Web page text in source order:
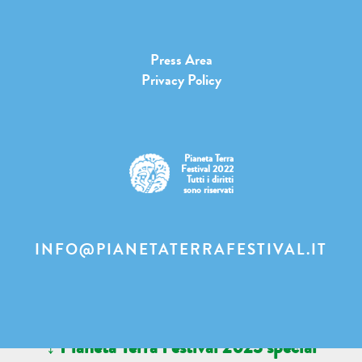
Press Area
Privacy Policy
Pianeta Terra
Festival 2022
Tutti i diritti
sono riservati
INFO@PIANETATERRAFESTIVAL.IT
↓ Pianeta Terra Festival 2023 special